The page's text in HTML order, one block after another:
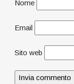
Nome
Email
Sito web